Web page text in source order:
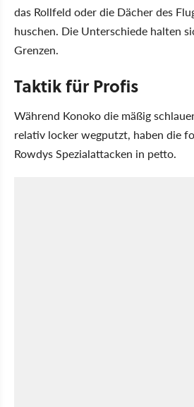
das Rollfeld oder die Dächer des
huschen. Die Unterschiede halten
Grenzen.
Taktik für Profis
Während Konoko die mäßig
relativ locker wegputzt, haben die
Rowdys Spezialattacken in petto.